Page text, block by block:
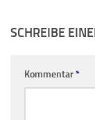
SCHREIBE
Kommentar*